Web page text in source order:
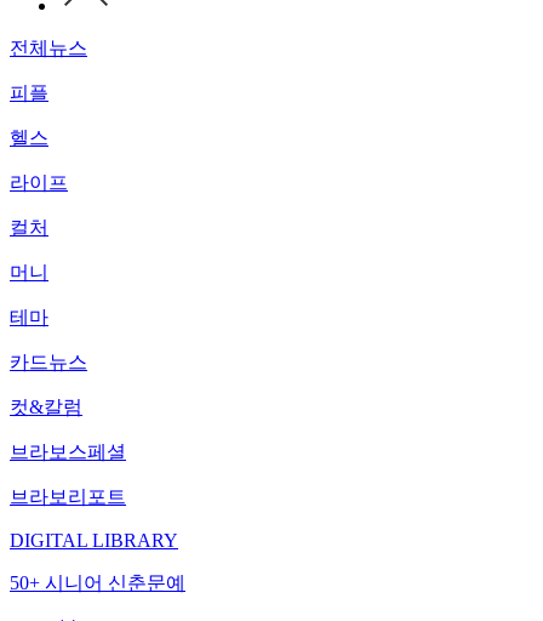
전체뉴스
피플
헬스
라이프
컬처
머니
테마
카드뉴스
컷&칼럼
브라보스페셜
브라보리포트
DIGITAL LIBRARY
50+ 시니어 신춘문예